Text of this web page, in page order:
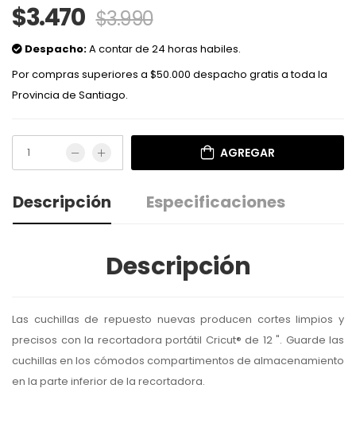
$3.470 $3.990
Despacho:A contar de 24 horas habiles.
Por compras superiores a $50.000 despacho gratis a toda la
Provincia de Santiago.
AGREGAR
Descripción Especificaciones
Descripción
Las cuchillas de repuesto nuevas producen cortes limpios y
precisos con la recortadora portátil Cricut® de 12 ". Guarde las
cuchillas en los cómodos compartimentos de almacenamiento
en la parte inferior de la recortadora.